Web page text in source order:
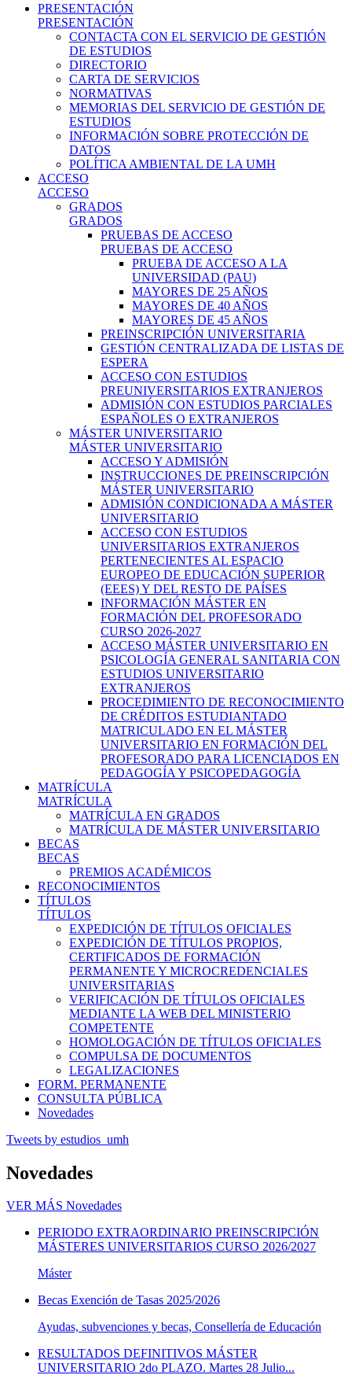
PRESENTACIÓN
PRESENTACIÓN
CONTACTA CON EL SERVICIO DE GESTIÓN
DE ESTUDIOS
DIRECTORIO
CARTA DE SERVICIOS
NORMATIVAS
MEMORIAS DEL SERVICIO DE GESTIÓN DE
ESTUDIOS
INFORMACIÓN SOBRE PROTECCIÓN DE
DATOS
POLÍTICA AMBIENTAL DE LA UMH
ACCESO
ACCESO
GRADOS
GRADOS
PRUEBAS DE ACCESO
PRUEBAS DE ACCESO
PRUEBA DE ACCESO A LA
UNIVERSIDAD (PAU)
MAYORES DE 25 AÑOS
MAYORES DE 40 AÑOS
MAYORES DE 45 AÑOS
PREINSCRIPCIÓN UNIVERSITARIA
GESTIÓN CENTRALIZADA DE LISTAS DE
ESPERA
ACCESO CON ESTUDIOS
PREUNIVERSITARIOS EXTRANJEROS
ADMISIÓN CON ESTUDIOS PARCIALES
ESPAÑOLES O EXTRANJEROS
MÁSTER UNIVERSITARIO
MÁSTER UNIVERSITARIO
ACCESO Y ADMISIÓN
INSTRUCCIONES DE PREINSCRIPCIÓN
MÁSTER UNIVERSITARIO
ADMISIÓN CONDICIONADA A MÁSTER
UNIVERSITARIO
ACCESO CON ESTUDIOS
UNIVERSITARIOS EXTRANJEROS
PERTENECIENTES AL ESPACIO
EUROPEO DE EDUCACIÓN SUPERIOR
(EEES) Y DEL RESTO DE PAÍSES
INFORMACIÓN MÁSTER EN
FORMACIÓN DEL PROFESORADO
CURSO 2026-2027
ACCESO MÁSTER UNIVERSITARIO EN
PSICOLOGÍA GENERAL SANITARIA CON
ESTUDIOS UNIVERSITARIO
EXTRANJEROS
PROCEDIMIENTO DE RECONOCIMIENTO
DE CRÉDITOS ESTUDIANTADO
MATRICULADO EN EL MÁSTER
UNIVERSITARIO EN FORMACIÓN DEL
PROFESORADO PARA LICENCIADOS EN
PEDAGOGÍA Y PSICOPEDAGOGÍA
MATRÍCULA
MATRÍCULA
MATRÍCULA EN GRADOS
MATRÍCULA DE MÁSTER UNIVERSITARIO
BECAS
BECAS
PREMIOS ACADÉMICOS
RECONOCIMIENTOS
TÍTULOS
TÍTULOS
EXPEDICIÓN DE TÍTULOS OFICIALES
EXPEDICIÓN DE TÍTULOS PROPIOS,
CERTIFICADOS DE FORMACIÓN
PERMANENTE Y MICROCREDENCIALES
UNIVERSITARIAS
VERIFICACIÓN DE TÍTULOS OFICIALES
MEDIANTE LA WEB DEL MINISTERIO
COMPETENTE
HOMOLOGACIÓN DE TÍTULOS OFICIALES
COMPULSA DE DOCUMENTOS
LEGALIZACIONES
FORM. PERMANENTE
CONSULTA PÚBLICA
Novedades
Tweets by estudios_umh
Novedades
VER MÁS Novedades
PERIODO EXTRAORDINARIO PREINSCRIPCIÓN
MÁSTERES UNIVERSITARIOS CURSO 2026/2027
Máster
Becas Exención de Tasas 2025/2026
Ayudas, subvenciones y becas, Consellería de Educación
RESULTADOS DEFINITIVOS MÁSTER
UNIVERSITARIO 2do PLAZO. Martes 28 Julio...